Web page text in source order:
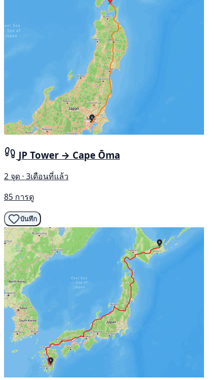
JP Tower → Cape Ōma
2 จุด · 3เดือนที่แล้ว
85 การดู
บันทึก